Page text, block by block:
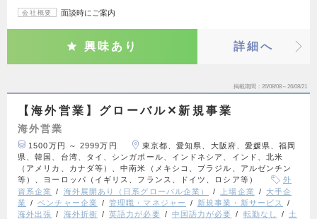
会社概要 面談時にご案内
興味あり 詳細へ
掲載期間 26/08/08～26/08/21
【海外営業】グローバル✕新規事業
海外営業
1500万円 ～ 2999万円
東京都、愛知県、大阪府、愛媛県、福岡
県、韓国、台湾、タイ、シンガポール、インドネシア、インド、北米
（アメリカ、カナダ等）、中南米（メキシコ、ブラジル、アルゼンチン
等）、ヨーロッパ（イギリス、フランス、ドイツ、ロシア等）
外
資系企業
海外展開あり（日系グローバル企業） 上場企業
大手企
業
ベンチャー企業 管理職・マネジャー
新規事業・新サービス
海外出張
海外折衝 英語力が必要 中国語力が必要 転勤なし
土